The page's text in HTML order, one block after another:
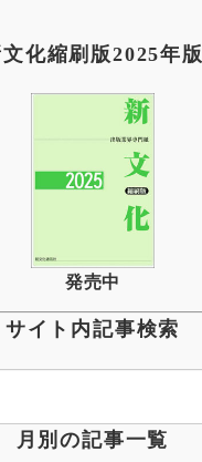
化縮刷版2025年版
発売中
サイト内記事検索
月別の記事一覧